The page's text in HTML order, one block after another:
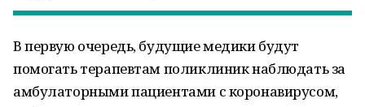
В первую очередь, будущие медики будут
помогать терапевтам поликлиник наблюдать за
амбулаторными пациентами с коронавирусом,